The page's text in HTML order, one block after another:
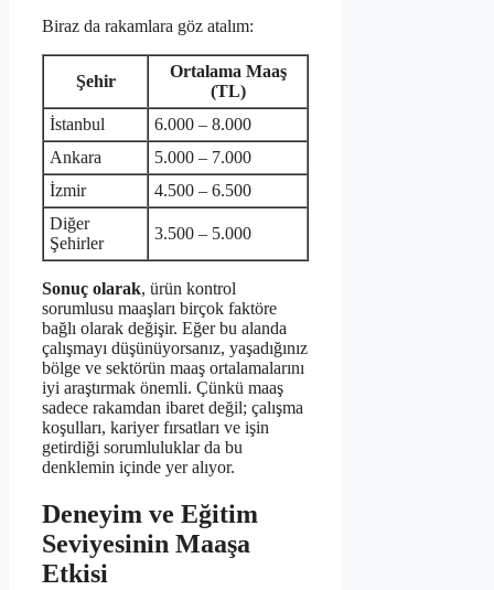
Biraz da rakamlara göz atalım:
Şehir
Ortalama Maaş
(TL)
İstanbul
6.000 – 8.000
Ankara
5.000 – 7.000
İzmir
4.500 – 6.500
Diğer
Şehirler
3.500 – 5.000
Sonuç olarak, ürün kontrol
sorumlusu maaşları birçok faktöre
bağlı olarak değişir. Eğer bu alanda
çalışmayı düşünüyorsanız, yaşadığınız
bölge ve sektörün maaş ortalamalarını
iyi araştırmak önemli. Çünkü maaş
sadece rakamdan ibaret değil; çalışma
koşulları, kariyer fırsatları ve işin
getirdiği sorumluluklar da bu
denklemin içinde yer alıyor.
Deneyim ve Eğitim
Seviyesinin Maaşa
Etkisi